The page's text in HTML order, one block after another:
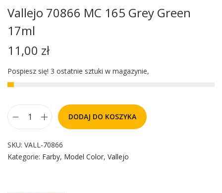
Vallejo 70866 MC 165 Grey Green
17ml
11,00 zł
Pospiesz się! 3 ostatnie sztuki w magazynie,
DODAJ DO KOSZYKA
SKU: VALL-70866
Kategorie: Farby, Model Color, Vallejo